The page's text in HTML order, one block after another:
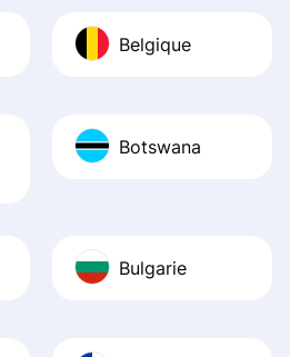
Belgique
Botswana
Bulgarie